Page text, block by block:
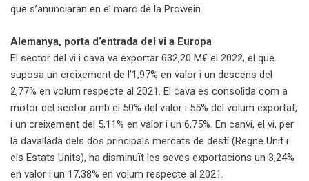
que s’anunciaran en el marc de la Prowein.
Alemanya, porta d’entrada del vi a Europa
El sector del vi i cava va exportar 632,20 M€ el 2022, el que
suposa un creixement de l’1,97% en valor i un descens del
2,77% en volum respecte al 2021. El cava es consolida com a
motor del sector amb el 50% del valor i 55% del volum exportat,
i un creixement del 5,11% en valor i un 6,75%. En canvi, el vi, per
la davallada dels dos principals mercats de destí (Regne Unit i
els Estats Units), ha disminuït les seves exportacions un 3,24%
en valor i un 17,38% en volum respecte al 2021.